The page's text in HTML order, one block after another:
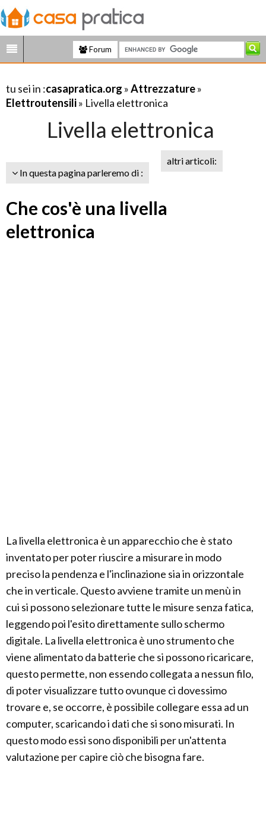
Forum
tu sei in :casapratica.org »Attrezzature»
Elettroutensili» Livella elettronica
Livella elettronica
In questa pagina parleremo di :
altri articoli:
Che cos'è una livella
elettronica
La livella elettronica è un apparecchio che è stato
inventato per poter riuscire a misurare in modo
preciso la pendenza e l'inclinazione sia in orizzontale
che in verticale. Questo avviene tramite un menù in
cui si possono selezionare tutte le misure senza fatica,
leggendo poi l'esito direttamente sullo schermo
digitale. La livella elettronica è uno strumento che
viene alimentato da batterie che si possono ricaricare,
questo permette, non essendo collegata a nessun filo,
di poter visualizzare tutto ovunque ci dovessimo
trovare e, se occorre, è possibile collegare essa ad un
computer, scaricando i dati che si sono misurati. In
questo modo essi sono disponibili per un'attenta
valutazione per capire ciò che bisogna fare.